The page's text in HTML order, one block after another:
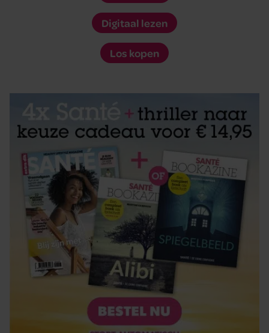
Digitaal lezen
Los kopen